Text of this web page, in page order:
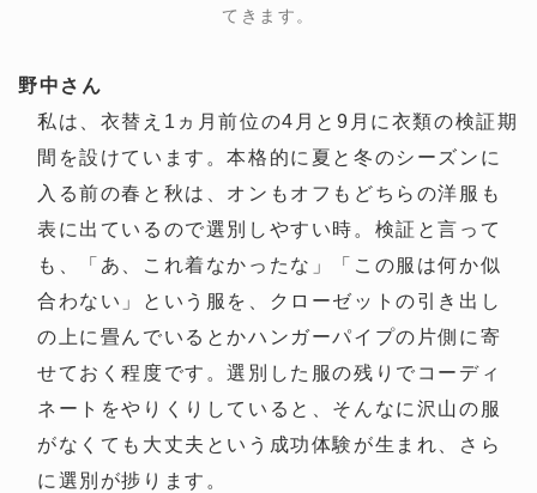
てきます。
野中さん
私は、衣替え1ヵ月前位の4月と9月に衣類の検証期
間を設けています。本格的に夏と冬のシーズンに
入る前の春と秋は、オンもオフもどちらの洋服も
表に出ているので選別しやすい時。検証と言って
も、「あ、これ着なかったな」「この服は何か似
合わない」という服を、クローゼットの引き出し
の上に畳んでいるとかハンガーパイプの片側に寄
せておく程度です。選別した服の残りでコーディ
ネートをやりくりしていると、そんなに沢山の服
がなくても大丈夫という成功体験が生まれ、さら
に選別が捗ります。